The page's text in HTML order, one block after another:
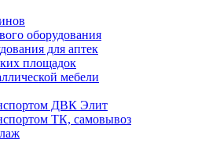
оборудования
для аптек
площадок
мебели
ДВК Элит
ТК, самовывоз